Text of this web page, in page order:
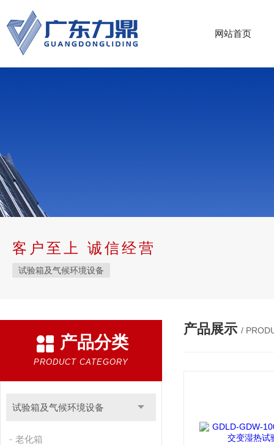
网站首页
客户至上 诚信经营
试验箱及气候环境设备
产品分类
PRODUCT CATEGORY
试验箱及气候环境设备
老化箱
产品展示 /